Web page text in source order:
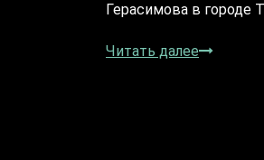
Герасимова в городе
Читать далее